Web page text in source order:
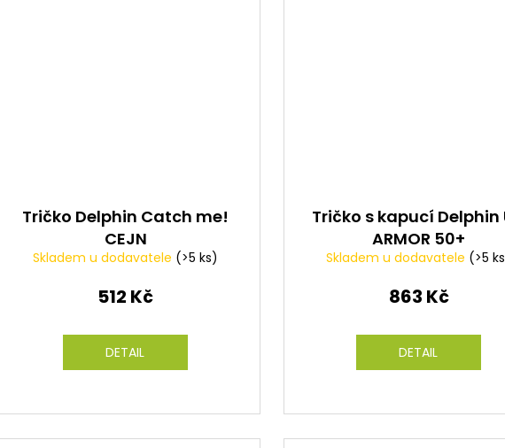
Tričko Delphin Catch me!
CEJN
Skladem u dodavatele (>5 ks)
512 Kč
DETAIL
Tričko s kapucí Delphin
ARMOR 50+
Skladem u dodavatele (>5
863 Kč
DETAIL